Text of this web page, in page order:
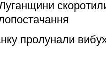
пролунали